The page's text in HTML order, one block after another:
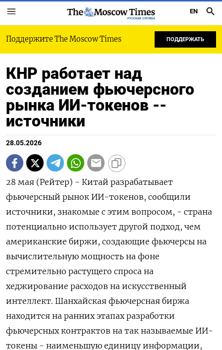
РУССКАЯ СЛУЖБА
EN
Поддержите The Moscow Times ПОДДЕРЖАТЬ
КНР работает над
созданием фьючерсного
рынка ИИ-токенов --
источники
28.05.2026
28 мая (Рейтер) - Китай разрабатывает
фьючерсный рынок ИИ-токенов, сообщили
источники, знакомые с этим ‌вопросом, - страна
потенциально использует другой подход, чем
американские биржи, создающие фьючерсы на ​
вычислительную ​мощность ​на фоне
стремительно растущего ⁠спроса на
‌хеджирование расходов на искусственный
‌интеллект. Шанхайская фьючерсная биржа
находится на ранних ​этапах разработки
фьючерсных контрактов на ‌так называемые ИИ-
токены - наименьшую единицу ​информации,